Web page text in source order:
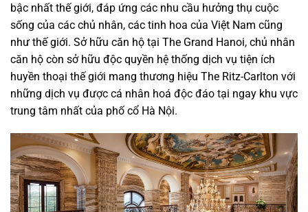
bậc nhất thế giới, đáp ứng các nhu cầu hưởng thụ cuộc
sống của các chủ nhân, các tinh hoa của Việt Nam cũng
như thế giới. Sở hữu căn hộ tại The Grand Hanoi, chủ nhân
căn hộ còn sở hữu độc quyền hệ thống dịch vụ tiện ích
huyền thoại thế giới mang thương hiệu The Ritz-Carlton với
những dịch vụ được cá nhân hoá độc đáo tại ngay khu vực
trung tâm nhất của phố cổ Hà Nội.